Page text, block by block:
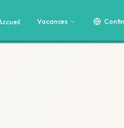
Vacances